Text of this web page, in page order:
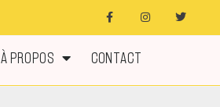
À PROPOS CONTACT